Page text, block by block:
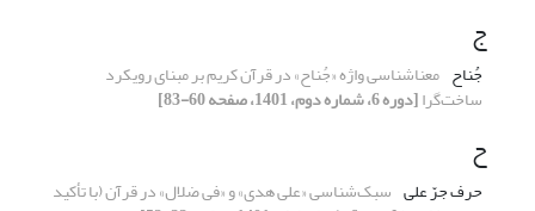
ج
جُناح معناشناسی واژه «جُناح» در قرآن کریم بر مبنای رویکرد
ساخت‌گرا[دوره 6، شماره دوم، 1401، صفحه 60-83]
ح
حرف جرّ علی سبک‌شناسی «علی هدی» و «فی ضلال» در قرآن (با تأکید